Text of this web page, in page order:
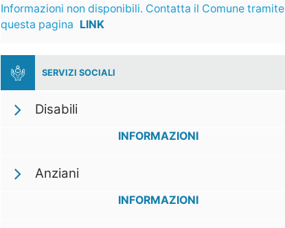
Informazioni non disponibili. Contatta il Comune tramite
questa pagina LINK
SERVIZI SOCIALI
Disabili
INFORMAZIONI
Anziani
INFORMAZIONI